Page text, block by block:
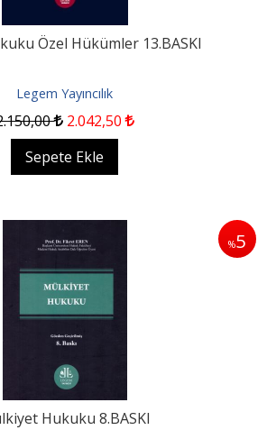
Özel Hükümler 13.BASKI
Legem Yayıncılık
,00 2.042,50
Sepete Ekle
%5
Hukuku 8.BASKI